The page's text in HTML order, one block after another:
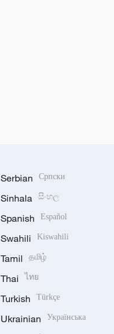
Serbian Српски
Sinhala සිංහල
Spanish Español
Swahili Kiswahili
Tamil தமிழ்
Thai ไทย
Turkish Türkçe
Ukrainian Українська